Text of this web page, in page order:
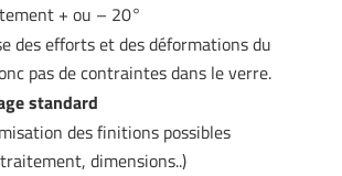
+ ou – 20°
des efforts et des déformations du
pas de contraintes dans le verre.
standard
des finitions possibles
dimensions..)